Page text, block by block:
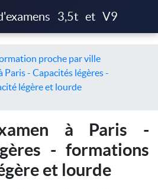
3,5t et V9
proche par ville
Paris - Capacités légères -
légère et lourde
à Paris -
- formations
et lourde